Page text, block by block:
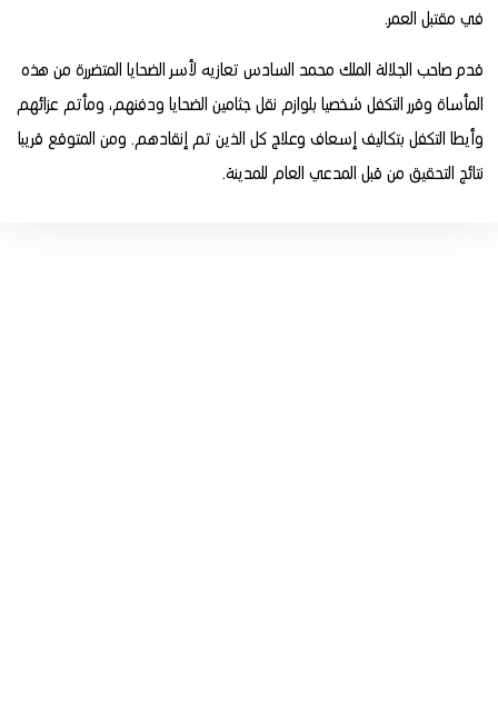
في مقتبل العمر.
قدم صاحب الجلالة الملك محمد السادس تعازيه لأسر الضحايا المتضررة من هذه
المأساة وقرر التكفل شخصيا بلوازم نقل جثامين الضحايا ودفنهم، ومأتم عزائهم
وأيطا التكفل بتكاليف إسعاف وعلاج كل الذين تم إنقادهم. ومن المتوقع قريبا
نتائج التحقيق من قبل المدعي العام للمدينة.